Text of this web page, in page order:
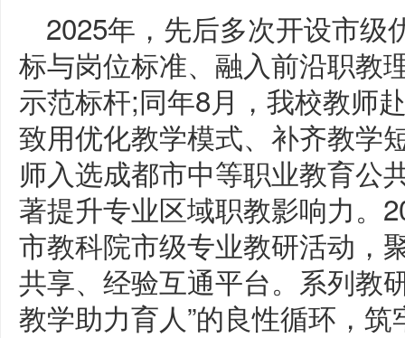
2025年，先后多次开设市级
标与岗位标准、融入前沿职教
示范标杆;同年8月，我校教师
致用优化教学模式、补齐教学
师入选成都市中等职业教育公
著提升专业区域职教影响力。
市教科院市级专业教研活动，
共享、经验互通平台。系列教
教学助力育人”的良性循环，